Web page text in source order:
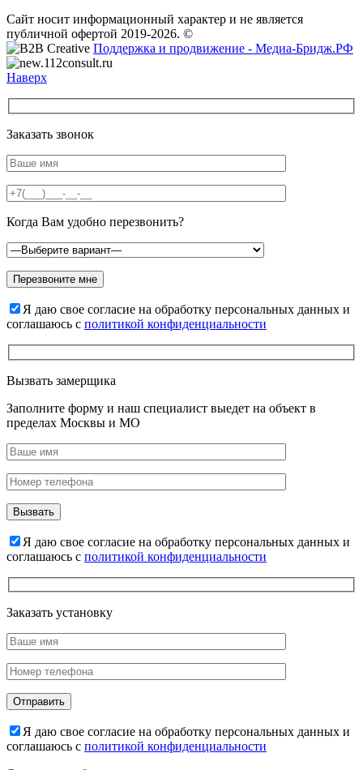
Сайт носит информационный характер и не является
публичной офертой 2019-2026. ©
Поддержка и продвижение - Медиа-Бридж.РФ
Наверх
Заказать звонок
Когда Вам удобно перезвонить?
Я даю свое согласие на обработку персональных данных и
соглашаюсь с политикой конфиденциальности
Вызвать замерщика
Заполните форму и наш специалист выедет на объект в
пределах Москвы и МО
Я даю свое согласие на обработку персональных данных и
соглашаюсь с политикой конфиденциальности
Заказать установку
Я даю свое согласие на обработку персональных данных и
соглашаюсь с политикой конфиденциальности